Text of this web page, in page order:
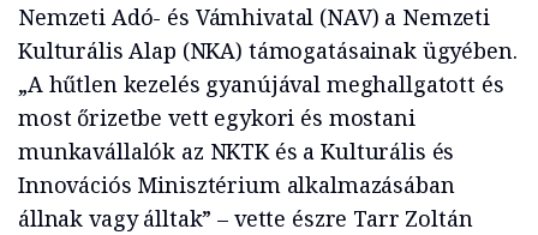
Nemzeti Adó- és Vámhivatal (NAV) a Nemzeti
Kulturális Alap (NKA) támogatásainak ügyében.
„A hűtlen kezelés gyanújával meghallgatott és
most őrizetbe vett egykori és mostani
munkavállalók az NKTK és a Kulturális és
Innovációs Minisztérium alkalmazásában
állnak vagy álltak” – vette észre Tarr Zoltán